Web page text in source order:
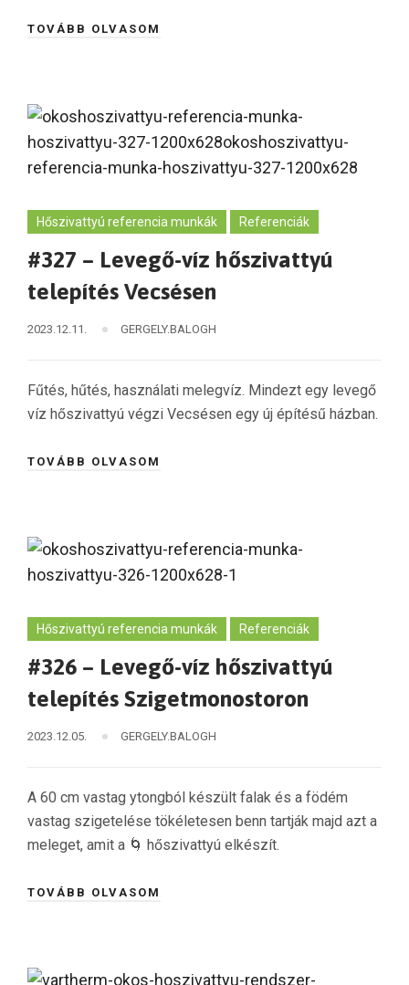
TOVÁBB OLVASOM
Hőszivattyú referencia munkák Referenciák
#327 – Levegő-víz hőszivattyú
telepítés Vecsésen
2023.12.11. GERGELY.BALOGH
Fűtés, hűtés, használati melegvíz. Mindezt egy levegő
víz hőszivattyú végzi Vecsésen egy új építésű házban.
TOVÁBB OLVASOM
Hőszivattyú referencia munkák Referenciák
#326 – Levegő-víz hőszivattyú
telepítés Szigetmonostoron
2023.12.05. GERGELY.BALOGH
A 60 cm vastag ytongból készült falak és a födém
vastag szigetelése tökéletesen benn tartják majd azt a
meleget, amit a 🌀 hőszivattyú elkészít.
TOVÁBB OLVASOM